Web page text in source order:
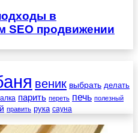
в
SEO продвижении
веник выбрать делать
парить переть печь полезный
править рука сауна